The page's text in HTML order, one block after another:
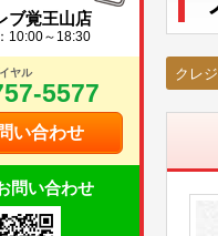
ブ覚王山店
10:00～18:30
ヤル
5577
い合わせ
問い合わせ
クレ